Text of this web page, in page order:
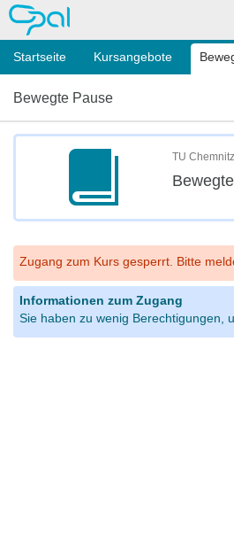
OPAL
Startseite Kursangebote
Bewegte Pause
TU
Zugang zum Kurs gesperrt. Bitte
Informationen zum Zugang
Sie haben zu wenig Berechtigungen,